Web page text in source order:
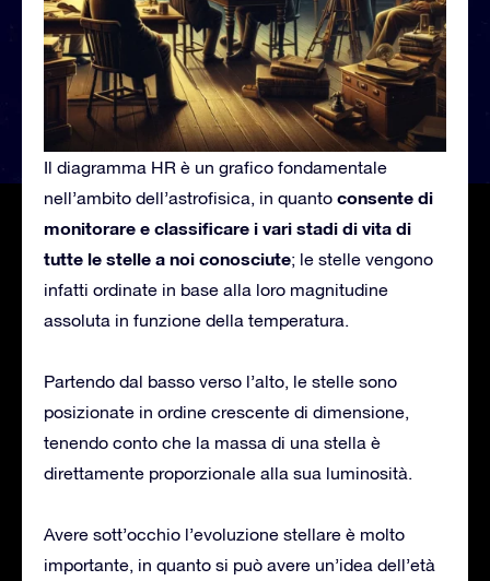
Il diagramma HR è un grafico fondamentale
nell’ambito dell’astrofisica, in quanto consente di
monitorare e classificare i vari stadi di vita di
tutte le stelle a noi conosciute; le stelle vengono
infatti ordinate in base alla loro magnitudine
assoluta in funzione della temperatura.
Partendo dal basso verso l’alto, le stelle sono
posizionate in ordine crescente di dimensione,
tenendo conto che la massa di una stella è
direttamente proporzionale alla sua luminosità.
Avere sott’occhio l’evoluzione stellare è molto
importante, in quanto si può avere un’idea dell’età